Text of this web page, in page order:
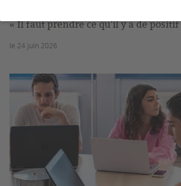
« Il faut prendre ce qu’il y a de positif
le 24 juin 2026